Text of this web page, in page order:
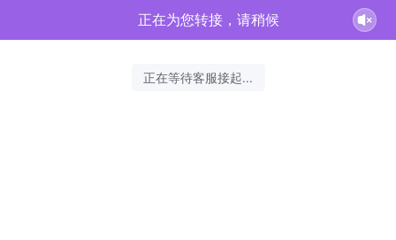
正在为您转接，请稍候
正在等待客服接起...